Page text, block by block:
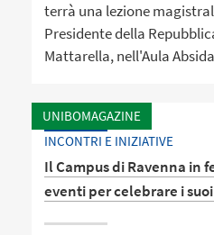
terrà una lezione
Presidente della
Mattarella, nell'Aula
UNIBOMAGAZINE
INCONTRI E INIZIATIVE
Il Campus di Ravenna in
eventi per celebrare i